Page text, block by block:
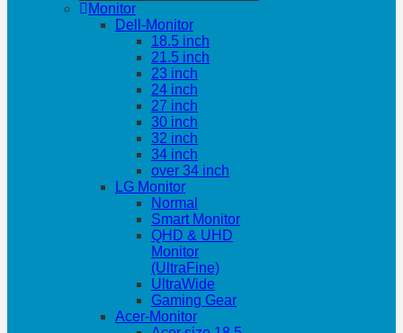
Monitor
Dell-Monitor
18.5 inch
21.5 inch
23 inch
24 inch
27 inch
30 inch
32 inch
34 inch
over 34 inch
LG Monitor
Normal
Smart Monitor
QHD & UHD
Monitor
(UltraFine)
UltraWide
Gaming Gear
Acer-Monitor